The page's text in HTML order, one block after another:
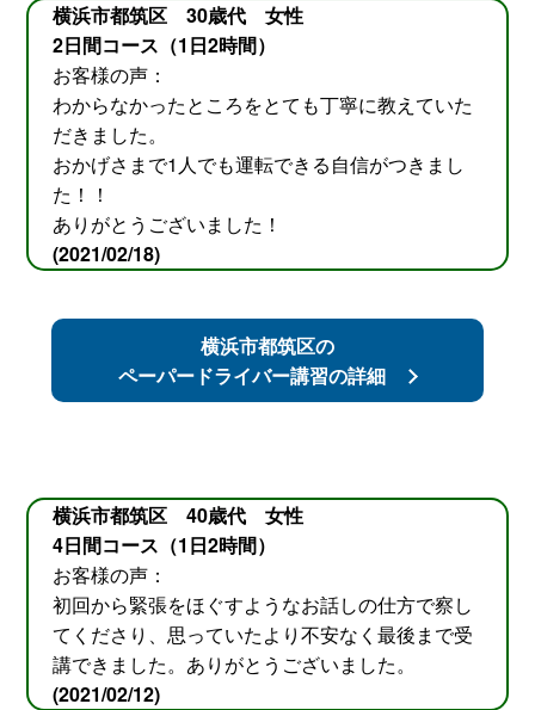
横浜市都筑区 30歳代 女性
2日間コース（1日2時間）
お客様の声：
わからなかったところをとても丁寧に教えていた
だきました。
おかげさまで1人でも運転できる自信がつきまし
た！！
ありがとうございました！
(2021/02/18)
横浜市都筑区の
ペーパードライバー講習の詳細
横浜市都筑区 40歳代 女性
4日間コース（1日2時間）
お客様の声：
初回から緊張をほぐすようなお話しの仕方で察し
てくださり、思っていたより不安なく最後まで受
講できました。ありがとうございました。
(2021/02/12)